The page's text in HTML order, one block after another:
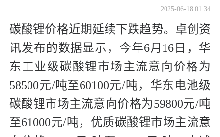
2025-06-18 01:34
碳酸锂价格近期延续下跌趋势。卓创资
讯发布的数据显示，今年6月16日，华
东工业级碳酸锂市场主流意向价格为
58500元/吨至60100元/吨，华东电池级
碳酸锂市场主流意向价格为59800元/吨
至61000元/吨，优质碳酸锂市场主流意